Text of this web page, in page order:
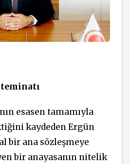
esasen tamamıyla
kaydeden Ergün
bir ana sözleşmeye
bir anayasanın nitelik